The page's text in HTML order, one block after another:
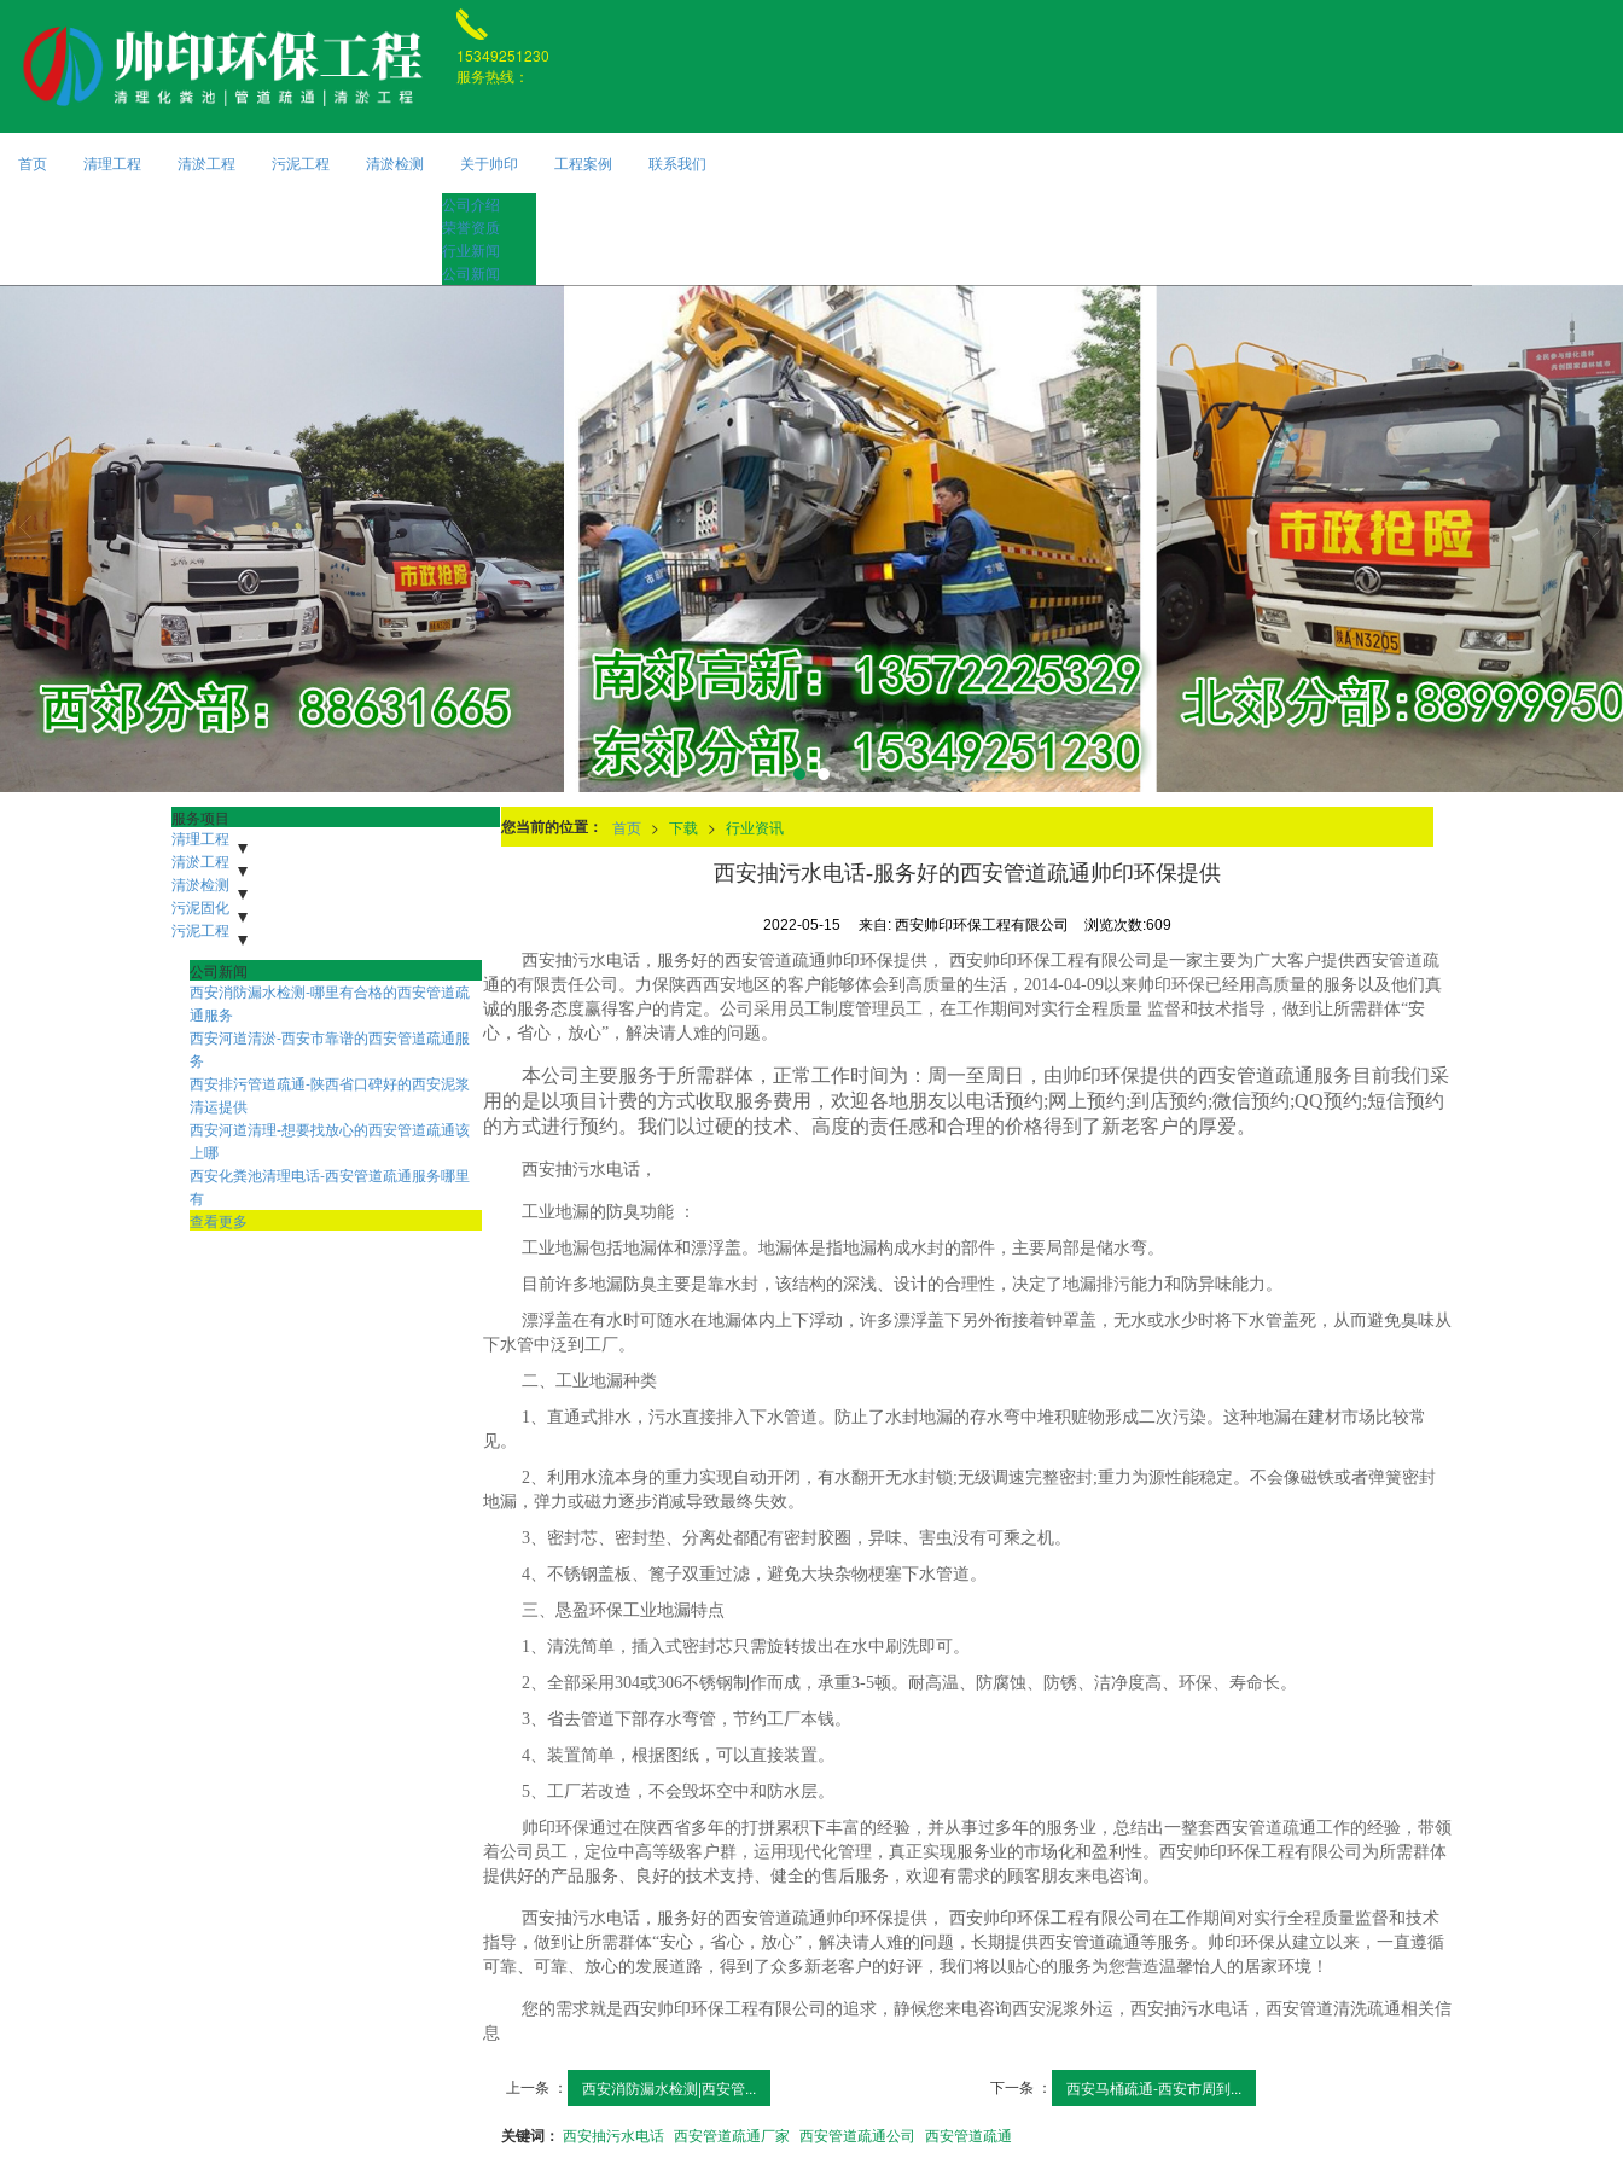
15349251230
服务热线：
首页 清理工程 清淤工程 污泥工程 清淤检测
关于帅印
公司介绍
荣誉资质
行业新闻
公司新闻
工程案例 联系我们
您当前的位置： 首页 > 下载 > 行业资讯
西安抽污水电话-服务好的西安管道疏通帅印环保提供
2022-05-15 来自: 西安帅印环保工程有限公司 浏览次数:609
西安抽污水电话，服务好的西安管道疏通帅印环保提供， 西安帅印环保工程有限公司是一家主要为广大客户提供西安管道疏
通的有限责任公司。力保陕西西安地区的客户能够体会到高质量的生活，2014-04-09以来帅印环保已经用高质量的服务以及他们真
诚的服务态度赢得客户的肯定。公司采用员工制度管理员工，在工作期间对实行全程质量 监督和技术指导，做到让所需群体“安
心，省心，放心”，解决请人难的问题。
本公司主要服务于所需群体，正常工作时间为：周一至周日，由帅印环保提供的西安管道疏通服务目前我们采
用的是以项目计费的方式收取服务费用，欢迎各地朋友以电话预约;网上预约;到店预约;微信预约;QQ预约;短信预约
的方式进行预约。我们以过硬的技术、高度的责任感和合理的价格得到了新老客户的厚爱。
西安抽污水电话，
工业地漏的防臭功能 ：
工业地漏包括地漏体和漂浮盖。地漏体是指地漏构成水封的部件，主要局部是储水弯。
目前许多地漏防臭主要是靠水封，该结构的深浅、设计的合理性，决定了地漏排污能力和防异味能力。
漂浮盖在有水时可随水在地漏体内上下浮动，许多漂浮盖下另外衔接着钟罩盖，无水或水少时将下水管盖死，从而避免臭味从
下水管中泛到工厂。
二、工业地漏种类
1、直通式排水，污水直接排入下水管道。防止了水封地漏的存水弯中堆积赃物形成二次污染。这种地漏在建材市场比较常
见。
2、利用水流本身的重力实现自动开闭，有水翻开无水封锁;无级调速完整密封;重力为源性能稳定。不会像磁铁或者弹簧密封
地漏，弹力或磁力逐步消减导致最终失效。
3、密封芯、密封垫、分离处都配有密封胶圈，异味、害虫没有可乘之机。
4、不锈钢盖板、篦子双重过滤，避免大块杂物梗塞下水管道。
三、恳盈环保工业地漏特点
1、清洗简单，插入式密封芯只需旋转拔出在水中刷洗即可。
2、全部采用304或306不锈钢制作而成，承重3-5顿。耐高温、防腐蚀、防锈、洁净度高、环保、寿命长。
3、省去管道下部存水弯管，节约工厂本钱。
4、装置简单，根据图纸，可以直接装置。
5、工厂若改造，不会毁坏空中和防水层。
帅印环保通过在陕西省多年的打拼累积下丰富的经验，并从事过多年的服务业，总结出一整套西安管道疏通工作的经验，带领
着公司员工，定位中高等级客户群，运用现代化管理，真正实现服务业的市场化和盈利性。西安帅印环保工程有限公司为所需群体
提供好的产品服务、良好的技术支持、健全的售后服务，欢迎有需求的顾客朋友来电咨询。
西安抽污水电话，服务好的西安管道疏通帅印环保提供， 西安帅印环保工程有限公司在工作期间对实行全程质量监督和技术
指导，做到让所需群体“安心，省心，放心”，解决请人难的问题，长期提供西安管道疏通等服务。帅印环保从建立以来，一直遵循
可靠、可靠、放心的发展道路，得到了众多新老客户的好评，我们将以贴心的服务为您营造温馨怡人的居家环境！
您的需求就是西安帅印环保工程有限公司的追求，静候您来电咨询西安泥浆外运，西安抽污水电话，西安管道清洗疏通相关信
息
上一条 ： 西安消防漏水检测|西安管... 下一条 ： 西安马桶疏通-西安市周到...
关键词： 西安抽污水电话 西安管道疏通厂家 西安管道疏通公司 西安管道疏通
服务项目
清理工程
污水池清理
隔油地清理
清淤工程
河道清淤
雨水清淤
市政管道疏通清淤
隧道管道疏通清淤
清淤检测
市政潜水打捞
污泥固化
非开挖修复紫外线光固化
污水池压榨固化
污泥压榨脱水
污泥工程
污泥固华压榨
打桩淤泥压榨
公司新闻
西安消防漏水检测-哪里有合格的西安管道疏
通服务
西安河道清淤-西安市靠谱的西安管道疏通服
务
西安排污管道疏通-陕西省口碑好的西安泥浆
清运提供
西安河道清理-想要找放心的西安管道疏通该
上哪
西安化粪池清理电话-西安管道疏通服务哪里
有
查看更多